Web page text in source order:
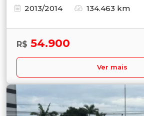
2013/2014
134.463 km
R$ 54.900
Ver mais